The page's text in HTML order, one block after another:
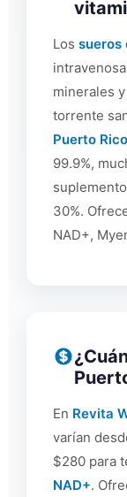
Los sueros
minerales
torrente
Puerto Rico
99.9%,
30%.
NAD+,
En Revita
varían
$280 para
NAD+.